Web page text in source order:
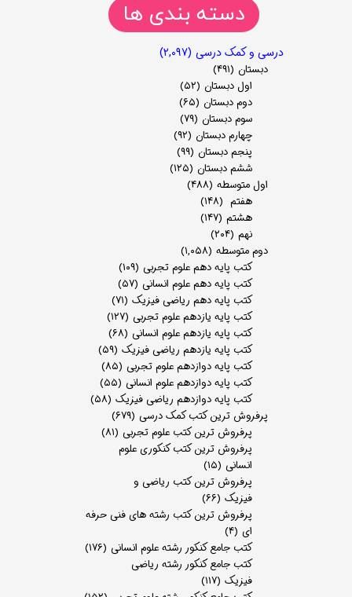
دسته بندی ها
درسی و کمک درسی (۲,۰۹۷)
دبستان (۴۹۱)
اول دبستان (۵۲)
دوم دبستان (۶۵)
سوم دبستان (۷۹)
چهارم دبستان (۹۲)
پنجم دبستان (۹۹)
ششم دبستان (۱۲۵)
اول متوسطه (۴۸۸)
هفتم (۱۴۸)
هشتم (۱۴۷)
نهم (۲۰۴)
دوم متوسطه (۱,۰۵۸)
کتب پایه دهم علوم تجربی (۱۰۹)
کتب پایه دهم علوم انسانی (۵۷)
کتب پایه دهم ریاضی فیزیک (۷۱)
کتب پایه یازدهم علوم تجربی (۱۲۷)
کتب پایه یازدهم علوم انسانی (۶۸)
کتب پایه یازدهم ریاضی فیزیک (۵۹)
کتب پایه دوازدهم علوم تجربی (۸۵)
کتب پایه دوازدهم علوم انسانی (۵۵)
کتب پایه دوازدهم ریاضی فیزیک (۵۸)
پرفروش ترین کتب کمک درسی (۶۷۹)
پرفروش ترین کتب علوم تجربی (۸۱)
پرفروش ترین کتب کنکوری علوم
انسانی (۱۵)
پرفروش ترین کتب ریاضی و
فیزیک (۶۶)
پرفروش ترین کتب رشته های فنی حرفه
ای (۴)
کتب جامع کنکور رشته علوم انسانی (۱۷۶)
کتب جامع کنکور رشته ریاضی
فیزیک (۱۱۷)